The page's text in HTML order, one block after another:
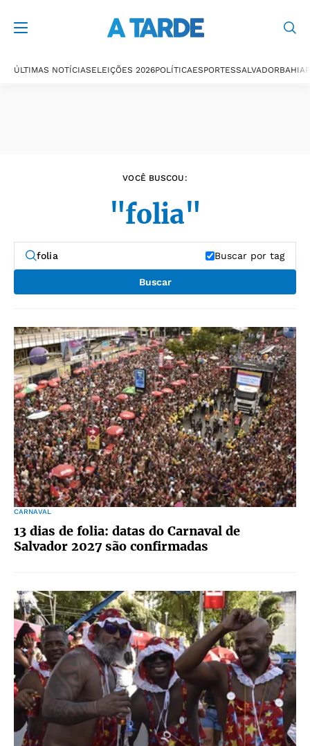
ÚLTIMAS NOTÍCIASELEIÇÕES 2026POLÍTICAESPORTESSALVADORBAHIA
VOCÊ BUSCOU:
"folia"
Buscar por tag
Buscar
CARNAVAL
13 dias de folia: datas do Carnaval de
Salvador 2027 são confirmadas